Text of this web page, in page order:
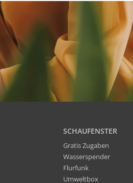
SCHAUFENSTER
Gratis Zugaben
Wasserspender
Flurfunk
Umweltbox